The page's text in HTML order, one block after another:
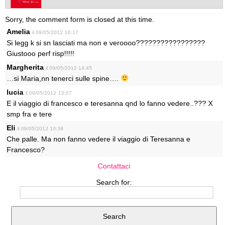
Sorry, the comment form is closed at this time.
Amelia il 09/05/2012 16:17
Si legg k si sn lasciati ma non e veroooo?????????????????
Giustooo perf risp!!!!!
Margherita il 09/05/2012 14:45
…si Maria,nn tenerci sulle spine….
lucia il 09/05/2012 13:07
E il viaggio di francesco e teresanna qnd lo fanno vedere..??? X
smp fra e tere
Eli il 09/05/2012 10:38
Che palle. Ma non fanno vedere il viaggio di Teresanna e
Francesco?
Contattaci
Search for: